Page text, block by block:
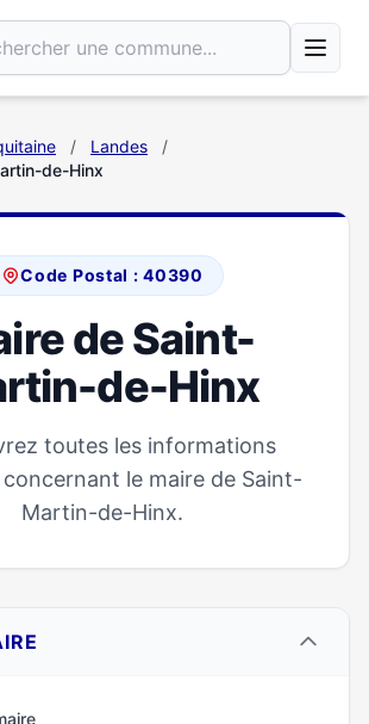
/ Landes
/
de-Hinx
Code Postal : 40390
de Saint-
de-Hinx
toutes les informations
concernant le maire de Saint-
Martin-de-Hinx.